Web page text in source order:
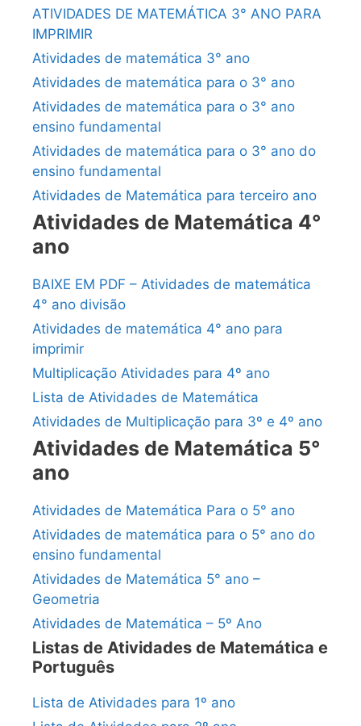
ATIVIDADES DE MATEMÁTICA 3° ANO PARA
IMPRIMIR
Atividades de matemática 3° ano
Atividades de matemática para o 3° ano
Atividades de matemática para o 3° ano
ensino fundamental
Atividades de matemática para o 3° ano do
ensino fundamental
Atividades de Matemática para terceiro ano
Atividades de Matemática 4°
ano
BAIXE EM PDF – Atividades de matemática
4° ano divisão
Atividades de matemática 4° ano para
imprimir
Multiplicação Atividades para 4º ano
Lista de Atividades de Matemática
Atividades de Multiplicação para 3º e 4º ano
Atividades de Matemática 5°
ano
Atividades de Matemática Para o 5° ano
Atividades de matemática para o 5° ano do
ensino fundamental
Atividades de Matemática 5° ano –
Geometria
Atividades de Matemática – 5º Ano
Listas de Atividades de Matemática e
Português
Lista de Atividades para 1º ano